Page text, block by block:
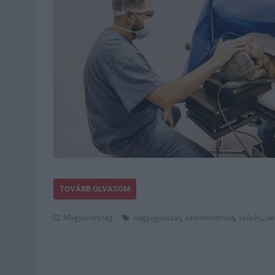
TOVÁBB OLVASOM
Magyarország nőgyógyászat, szemléletmód, szűrés,